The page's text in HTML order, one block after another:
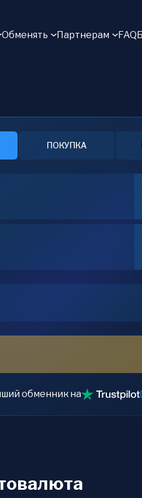
Обменять Партнерам FAQ
ПОКУПКА
обменник на